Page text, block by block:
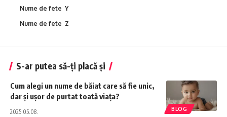
Nume de fete Y
Nume de fete Z
S-ar putea să-ți placă și
BLOG
Cum alegi un nume de băiat care să fie unic,
dar și ușor de purtat toată viața?
2025.05.08.